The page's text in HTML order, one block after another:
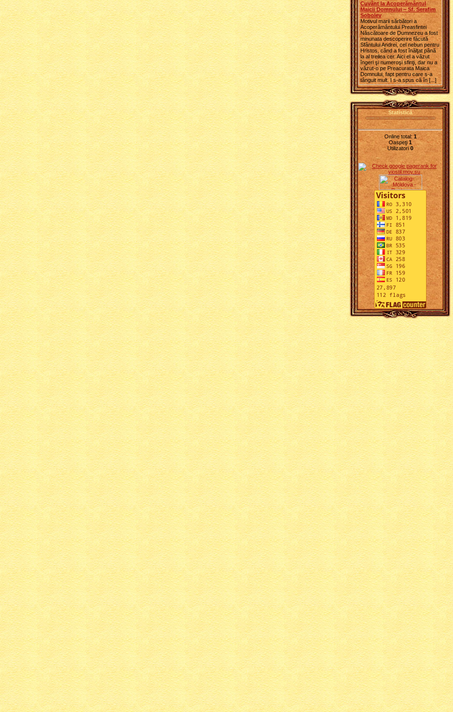
Cuvânt la Acoperământul
Maicii Domnului ‒ Sf. Serafim
Sobolev
Motivul marii sărbători a
Acoperământului Preasfintei
Născătoare de Dumnezeu a fost
minunata descoperire făcută
Sfântului Andrei, cel nebun pentru
Hristos, când a fost înălţat până
la al treilea cer. Aici el a văzut
îngeri şi numeroşi sfinţi, dar nu a
văzut-o pe Preacurata Maica
Domnului, fapt pentru care s-a
tânguit mult. I s-a spus că în [...]
Statistică
Online total:1
Oaspeţi 1
Utilizatori 0